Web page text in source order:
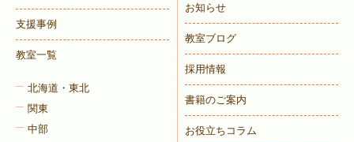
支援事例
教室一覧
北海道・東北
関東
中部
お知らせ
教室ブログ
採用情報
書籍のご案内
お役立ちコラム